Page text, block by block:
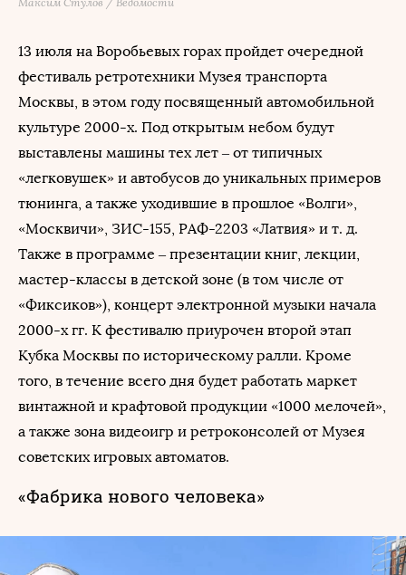
13 июля на Воробьевых горах пройдет очередной
фестиваль ретротехники Музея транспорта
Москвы, в этом году посвященный автомобильной
культуре 2000-х. Под открытым небом будут
выставлены машины тех лет – от типичных
«легковушек» и автобусов до уникальных примеров
тюнинга, а также уходившие в прошлое «Волги»,
«Москвичи», ЗИС-155, РАФ-2203 «Латвия» и т. д.
Также в программе – презентации книг, лекции,
мастер-классы в детской зоне (в том числе от
«Фиксиков»), концерт электронной музыки начала
2000-х гг. К фестивалю приурочен второй этап
Кубка Москвы по историческому ралли. Кроме
того, в течение всего дня будет работать маркет
винтажной и крафтовой продукции «1000 мелочей»,
а также зона видеоигр и ретроконсолей от Музея
советских игровых автоматов.
«Фабрика нового человека»